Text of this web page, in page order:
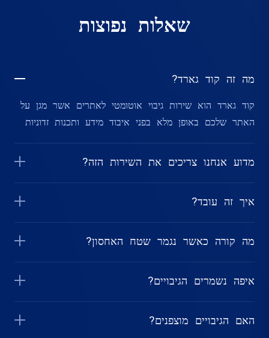
שאלות נפוצות
מה זה קוד גארד?
קוד גארד הוא שירות גיבוי אוטומטי לאתרים אשר מגן על
האתר שלכם באופן מלא בפני איבוד מידע ותכנות זדוניות
מדוע אנחנו צריכים את השירות הזה?
איך זה עובד?
מה קורה כאשר נגמר שטח האחסון?
איפה נשמרים הגיבויים?
האם הגיבויים מוצפנים?